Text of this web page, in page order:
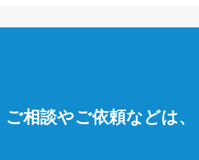
ご相談やご依頼などは、